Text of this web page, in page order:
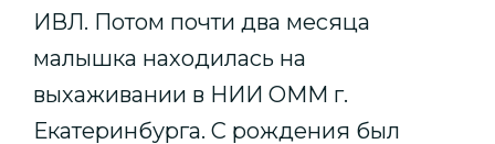
ИВЛ. Потом почти два месяца
малышка находилась на
выхаживании в НИИ ОММ г.
Екатеринбурга. С рождения был